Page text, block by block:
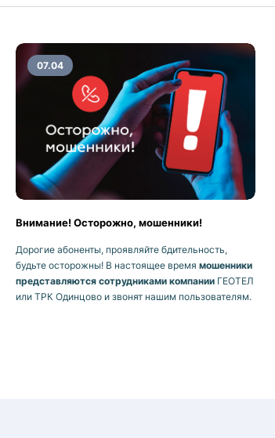
07.04
Внимание! Осторожно, мошенники!
Дорогие абоненты, проявляйте бдительность,
будьте осторожны! В настоящее время мошенники
представляются сотрудниками компании ГЕОТЕЛ
или ТРК Одинцово и звонят нашим пользователям.